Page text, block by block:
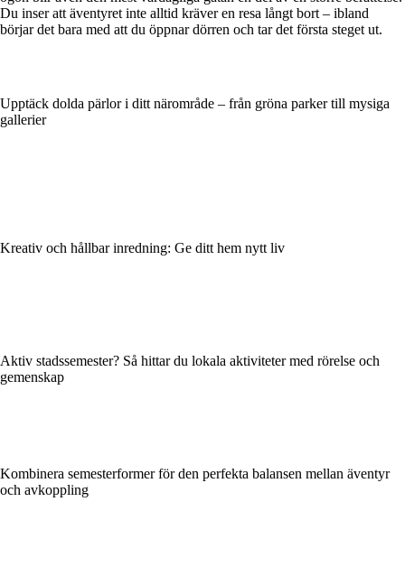
Du inser att äventyret inte alltid kräver en resa långt bort – ibland
börjar det bara med att du öppnar dörren och tar det första steget ut.
Upptäck dolda pärlor i ditt närområde – från gröna parker till mysiga
gallerier
Kreativ och hållbar inredning: Ge ditt hem nytt liv
Aktiv stadssemester? Så hittar du lokala aktiviteter med rörelse och
gemenskap
Kombinera semesterformer för den perfekta balansen mellan äventyr
och avkoppling